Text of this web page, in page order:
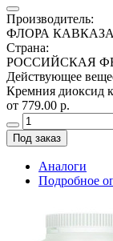
Производитель:
ФЛОРА КАВКАЗА
Страна:
РОССИЙСКАЯ
Действующее
Кремния диоксид
от 779.00 р.
Под заказ
Аналоги
Подробное